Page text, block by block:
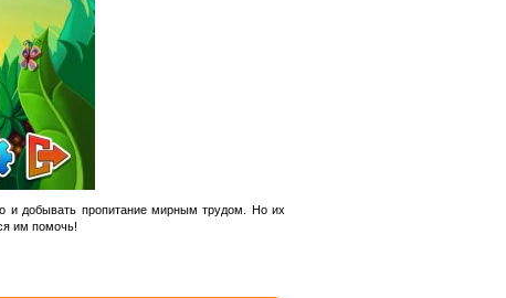
и добывать пропитание мирным трудом. Но их
им помочь!